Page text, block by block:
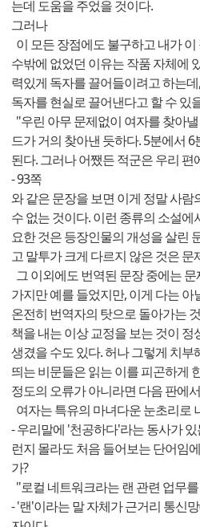
는데 도움을 주었을 것이다.
그러나
이 모든 장점에도 불구하고 내가
수밖에 없었던 이유는 작품 자체에
력있게 독자를 끌어들이려고 하는
독자를 현실로 끌어낸다고 할 수 있
"우린 아무 문제없이 여자를 찾아
드가 거의 찾아낸 듯하다. 5분에서
된다. 그러나 어쨌든 적군은 우리
- 93쪽
와 같은 문장을 보면 이게 정말 사
수 없는 것이다. 이런 종류의 소설
요한 것은 등장인물의 개성을 살린
고 말투가 크게 다르지 않은 것은 문
그 이외에도 번역된 문장 중에는
가지만 예를 들었지만, 이게 다는
온전히 번역자의 탓으로 돌아가는
책을 내는 이상 교정을 보는 것이
생겼을 수도 있다. 허나 그렇게 치
띄는 비문들은 읽는 이를 피곤하게
정도의 오류가 아니라면 다음 판에
여자는 특유의 마녀다운 눈초리로
- 우리말에 '천공하다'라는 동사가
런지 몰라도 처음 들어보는 단어임
가?
"로컬 네트워크라는 랜 관련 업무
- '랜'이라는 말 자체가 근거리 통신